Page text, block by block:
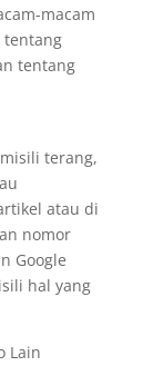
macam
tentang
tentang
terang,
atau di
nomor
Google
hal yang
Lain